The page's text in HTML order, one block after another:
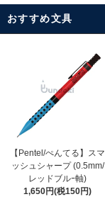
おすすめ文具
【Pentel/ぺんてる】スマ
ッシュシャープ (0.5mm/
レッドブルｰ軸)
1,650円(税150円)